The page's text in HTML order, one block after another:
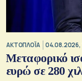
ΑΚΤΟΠΛΟΪΑ 04.08.2026,
Μεταφορικό
ευρώ σε 280